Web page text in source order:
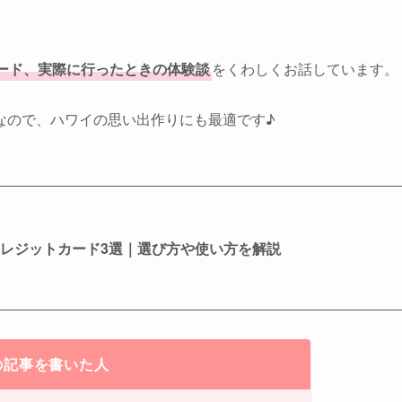
ド、実際に行ったときの体験談をくわしくお話しています。
で、ハワイの思い出作りにも最適です♪
ジットカード3選｜選び方や使い方を解説
事を書いた人